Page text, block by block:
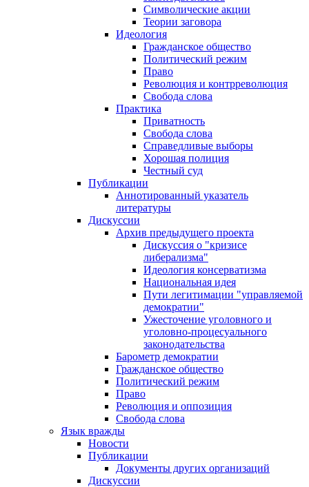
Символические акции
Теории заговора
Идеология
Гражданское общество
Политический режим
Право
Революция и контрреволюция
Свобода слова
Практика
Приватность
Свобода слова
Справедливые выборы
Хорошая полиция
Честный суд
Публикации
Аннотированный указатель
литературы
Дискуссии
Архив предыдущего проекта
Дискуссия о "кризисе
либерализма"
Идеология консерватизма
Национальная идея
Пути легитимации "управляемой
демократии"
Ужесточение уголовного и
уголовно-процесуального
законодательства
Барометр демократии
Гражданское общество
Политический режим
Право
Революция и оппозиция
Свобода слова
Язык вражды
Новости
Публикации
Документы других организаций
Дискуссии